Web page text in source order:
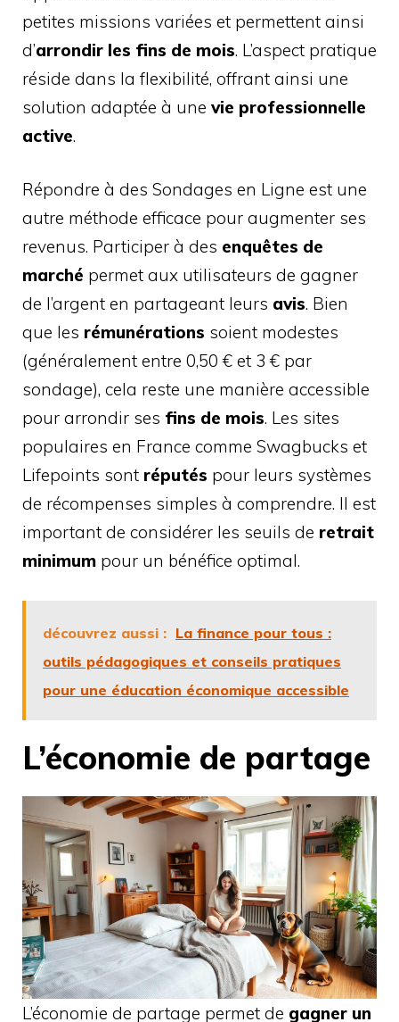
petites missions variées et permettent ainsi
d’arrondir les fins de mois. L’aspect pratique
réside dans la flexibilité, offrant ainsi une
solution adaptée à une vie professionnelle
active.
Répondre à des Sondages en Ligne est une
autre méthode efficace pour augmenter ses
revenus. Participer à des enquêtes de
marché permet aux utilisateurs de gagner
de l’argent en partageant leurs avis. Bien
que les rémunérations soient modestes
(généralement entre 0,50 € et 3 € par
sondage), cela reste une manière accessible
pour arrondir ses fins de mois. Les sites
populaires en France comme Swagbucks et
Lifepoints sont réputés pour leurs systèmes
de récompenses simples à comprendre. Il est
important de considérer les seuils de retrait
minimum pour un bénéfice optimal.
découvrez aussi : La finance pour tous :
outils pédagogiques et conseils pratiques
pour une éducation économique accessible
L’économie de partage
L’économie de partage permet de gagner un